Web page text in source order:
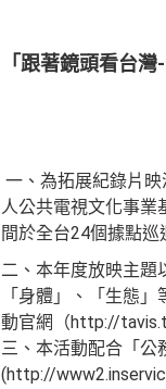
「跟著鏡頭看台
一、為拓展紀錄片
人公共電視文化事業
間於全台24個據點巡
二、本年度放映主題
「身體」、「生態
動官網（http://
三、本活動配合「公
(http://